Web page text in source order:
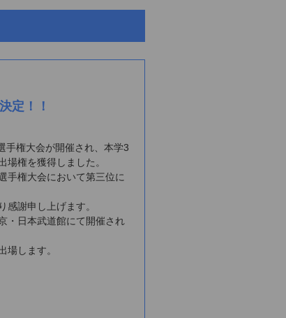
定！！
権大会が開催され、本学3
権を獲得しました。
手権大会において第三位に
謝申し上げます。
・日本武道館にて開催され
場します。